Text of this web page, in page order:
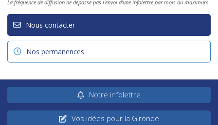
La fréquence de diffusion ne dépasse pas l'envoi d'une infolettre par mois au maximum.
Nous contacter
Nos permanences
Notre infolettre
Vos idées pour la Gironde